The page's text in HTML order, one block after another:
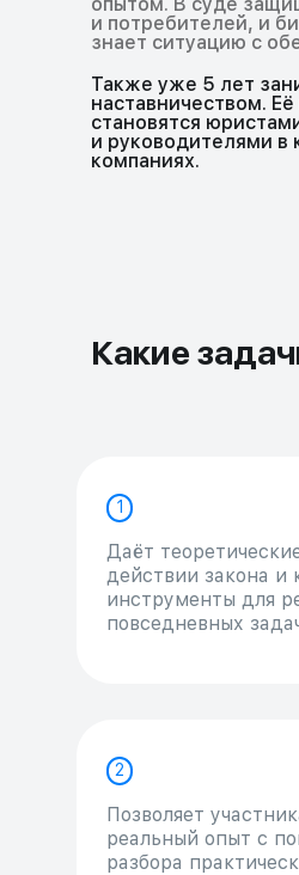
и потребителей, и
знает ситуацию с
Также уже 5 лет
наставничеством.
становятся
и руководителями в
компаниях.
Какие
Даёт
действии закона и
инструменты для
повседневных
Позволяет
реальный опыт с
разбора
1
2